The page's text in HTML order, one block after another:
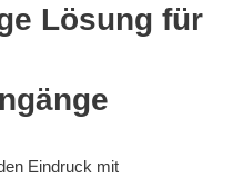
Lösung für
Eindruck mit